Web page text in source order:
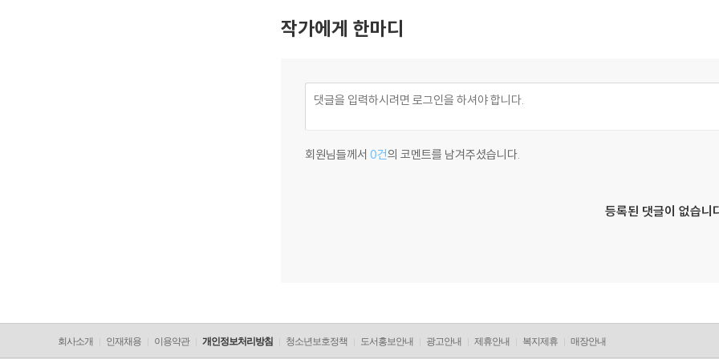
작가에게 한마디
회원님들께서 0건의 코멘트를 남겨주셨습니다.
등록된 댓글이 없습니
회사소개 인재채용 이용약관 개인정보처리방침 청소년보호정책 도서홍보안내 광고안내 제휴안내 복지제휴 매장안내